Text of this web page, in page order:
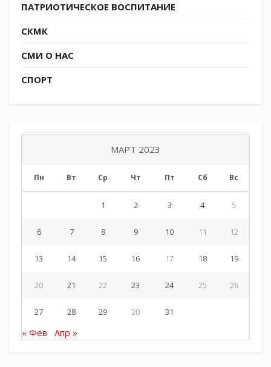
Tags: СКМК
ПАТРИОТИЧЕСКОЕ ВОСПИТАНИЕ
СКМК
СМИ О НАС
СПОРТ
МАРТ 2023
Пн Вт Ср Чт Пт Сб Вс
1 2 3 4 5
6 7 8 9 10 11 12
13 14 15 16 17 18 19
20 21 22 23 24 25 26
27 28 29 30 31
« Фев Апр »